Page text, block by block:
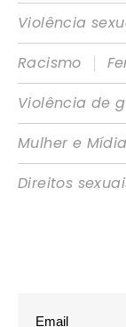
Violência
Racismo
|
Violência de
Mulher e Mídia
Direitos